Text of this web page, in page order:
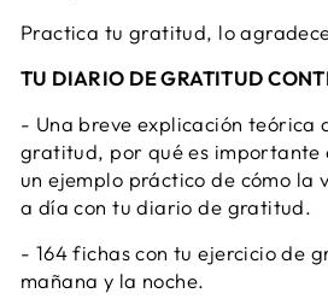
Practica tu gratitud, lo
TU DIARIO DE GRATITUD
- Una breve explicación teórica
gratitud, por qué es importante
un ejemplo práctico de cómo la
a día con tu diario de gratitud.
- 164 fichas con tu ejercicio de
mañana y la noche.